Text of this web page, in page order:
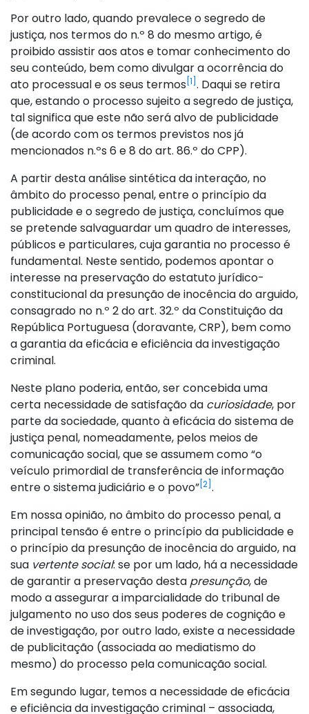
Por outro lado, quando prevalece o segredo de
justiça, nos termos do n.º 8 do mesmo artigo, é
proibido assistir aos atos e tomar conhecimento do
seu conteúdo, bem como divulgar a ocorrência do
ato processual e os seus termos [1] . Daqui se retira
que, estando o processo sujeito a segredo de justiça,
tal significa que este não será alvo de publicidade
(de acordo com os termos previstos nos já
mencionados n.ºs 6 e 8 do art. 86.º do CPP).
A partir desta análise sintética da interação, no
âmbito do processo penal, entre o princípio da
publicidade e o segredo de justiça, concluímos que
se pretende salvaguardar um quadro de interesses,
públicos e particulares, cuja garantia no processo é
fundamental. Neste sentido, podemos apontar o
interesse na preservação do estatuto jurídico-
constitucional da presunção de inocência do arguido,
consagrado no n.º 2 do art. 32.º da Constituição da
República Portuguesa (doravante, CRP), bem como
a garantia da eficácia e eficiência da investigação
criminal.
Neste plano poderia, então, ser concebida uma
certa necessidade de satisfação da curiosidade, por
parte da sociedade, quanto à eficácia do sistema de
justiça penal, nomeadamente, pelos meios de
comunicação social, que se assumem como “o
veículo primordial de transferência de informação
entre o sistema judiciário e o povo” [2] .
Em nossa opinião, no âmbito do processo penal, a
principal tensão é entre o princípio da publicidade e
o princípio da presunção de inocência do arguido, na
sua vertente social: se por um lado, há a necessidade
de garantir a preservação desta presunção, de
modo a assegurar a imparcialidade do tribunal de
julgamento no uso dos seus poderes de cognição e
de investigação, por outro lado, existe a necessidade
de publicitação (associada ao mediatismo do
mesmo) do processo pela comunicação social.
Em segundo lugar, temos a necessidade de eficácia
e eficiência da investigação criminal – associada,